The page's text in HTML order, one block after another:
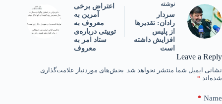
نوشته
سردار
رادان: تقدیرها
از پلیس
افزایش داشته
است
اعتراض برخی
آمرین به
معروف به
توییتی درباره‌ی
ستاد امر به
معروف
Leave a Reply
نشانی ایمیل شما منتشر نخواهد شد. بخش‌های موردنیاز علامت‌گذاری
شده‌اند *
Name
*